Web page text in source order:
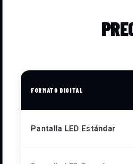
FORMATO DIGITAL
Pantalla LED Estándar